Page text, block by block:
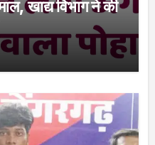
खाद्य विभाग ने की